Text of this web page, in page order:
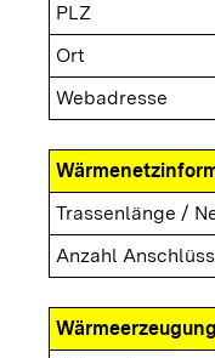
PLZ
Ort
Webadresse
Trassenlänge /
Anzahl